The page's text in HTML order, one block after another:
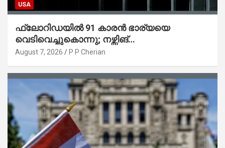
USA
ഫ്ലോറിഡയിൽ 91 കാരൻ ഭാര്യയെ
വെടിവെച്ചുകൊന്നു; നഴ്സിങ്
ഹോമിലാക്കില്ലെന്ന് നൽകിയ വാഗ്ദാനം
August 7, 2026 P P Cherian